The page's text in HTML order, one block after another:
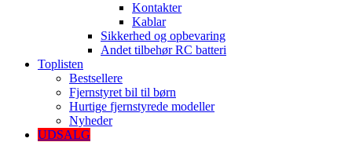
Kontakter
Kablar
Sikkerhed og opbevaring
Andet tilbehør RC batteri
Toplisten
Bestsellere
Fjernstyret bil til børn
Hurtige fjernstyrede modeller
Nyheder
UDSALG